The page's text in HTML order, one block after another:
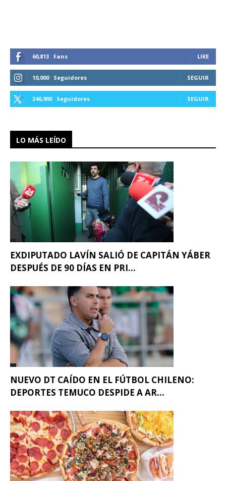
60,813 Fans LIKE
10,000 Seguidores SEGUIR
346,900 Seguidores SEGUIR
LO MÁS LEÍDO
EXDIPUTADO LAVÍN SALIÓ DE CAPITÁN YÁBER
DESPUÉS DE 90 DÍAS EN PRI...
NUEVO DT CAÍDO EN EL FÚTBOL CHILENO:
DEPORTES TEMUCO DESPIDE A AR...